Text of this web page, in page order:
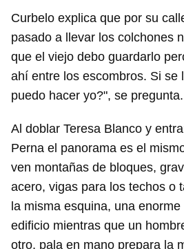
Curbelo explica que por su
pasado a llevar los colchones
que el viejo debo guardarlo
ahí entre los escombros. Si se
puedo hacer yo?", se pregunta.
Al doblar Teresa Blanco y
Perna el panorama es el
ven montañas de bloques,
acero, vigas para los techos o
la misma esquina, una
edificio mientras que un
otro, pala en mano prepara la